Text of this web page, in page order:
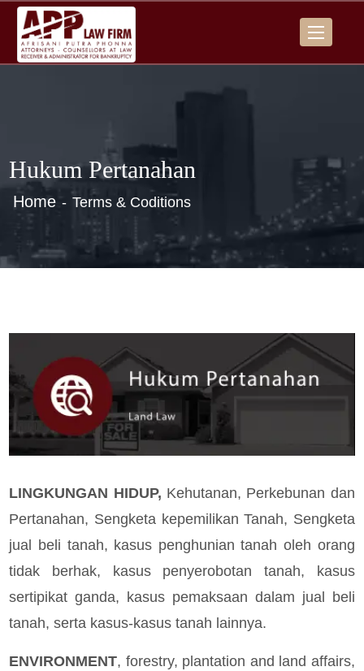
Hukum Pertanahan
Home Terms & Coditions
LINGKUNGAN HIDUP, Kehutanan, Perkebunan dan
Pertanahan, Sengketa kepemilikan Tanah, Sengketa
jual beli tanah, kasus penghunian tanah oleh orang
tidak berhak, kasus penyerobotan tanah, kasus
sertipikat ganda, kasus pemaksaan dalam jual beli
tanah, serta kasus-kasus tanah lainnya.
ENVIRONMENT, forestry, plantation and land affairs,